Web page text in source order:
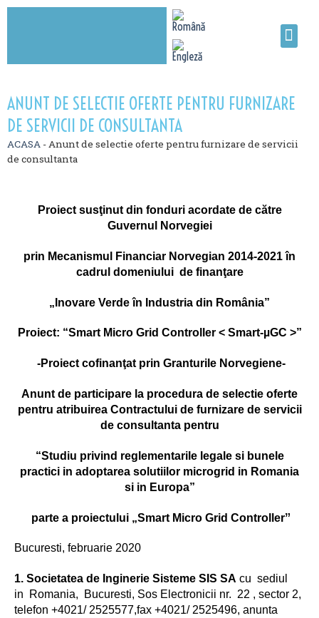
ANUNT DE SELECTIE OFERTE PENTRU FURNIZARE
DE SERVICII DE CONSULTANTA
ACASA -Anunt de selectie oferte pentru furnizare de servicii
de consultanta
Proiect susţinut din fonduri acordate de către
Guvernul Norvegiei
prin Mecanismul Financiar Norvegian 2014-2021 în
cadrul domeniului de finanţare
„Inovare Verde în Industria din România”
Proiect: “Smart Micro Grid Controller < Smart-µGC >”
-Proiect cofinanţat prin Granturile Norvegiene-
Anunt de participare la procedura de selectie oferte
pentru atribuirea Contractului de furnizare de servicii
de consultanta pentru
“Studiu privind reglementarile legale si bunele
practici in adoptarea solutiilor microgrid in Romania
si in Europa”
parte a proiectului „Smart Micro Grid Controllerˮ
Bucuresti, februarie 2020
1. Societatea de Inginerie Sisteme SIS SA cu sediul
in Romania, Bucuresti, Sos Electronicii nr. 22 , sector 2,
telefon +4021/ 2525577,fax +4021/ 2525496, anunta